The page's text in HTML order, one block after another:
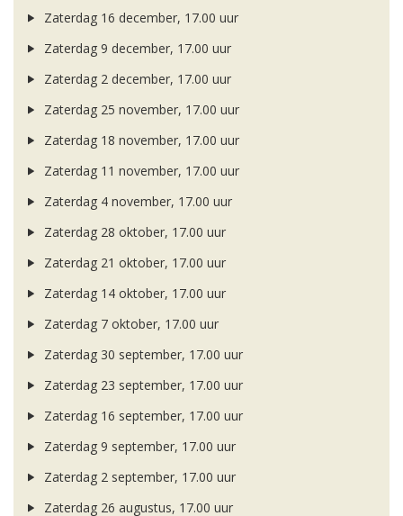
Zaterdag 16 december, 17.00 uur
Zaterdag 9 december, 17.00 uur
Zaterdag 2 december, 17.00 uur
Zaterdag 25 november, 17.00 uur
Zaterdag 18 november, 17.00 uur
Zaterdag 11 november, 17.00 uur
Zaterdag 4 november, 17.00 uur
Zaterdag 28 oktober, 17.00 uur
Zaterdag 21 oktober, 17.00 uur
Zaterdag 14 oktober, 17.00 uur
Zaterdag 7 oktober, 17.00 uur
Zaterdag 30 september, 17.00 uur
Zaterdag 23 september, 17.00 uur
Zaterdag 16 september, 17.00 uur
Zaterdag 9 september, 17.00 uur
Zaterdag 2 september, 17.00 uur
Zaterdag 26 augustus, 17.00 uur